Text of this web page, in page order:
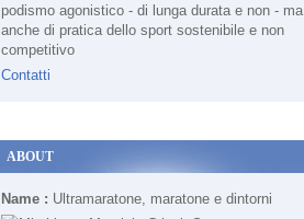
podismo agonistico - di lunga durata e non - ma
anche di pratica dello sport sostenibile e non
competitivo
Contatti
ABOUT
Name : Ultramaratone, maratone e dintorni